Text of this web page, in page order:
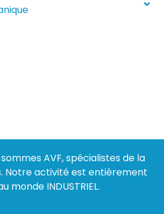
sommes AVF, spécialistes de la
Notre activité est entièrement
monde INDUSTRIEL.